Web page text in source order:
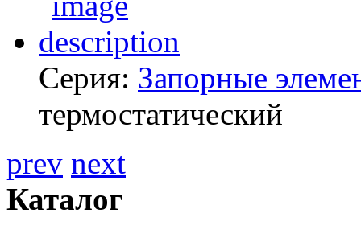
Серия: Запорные
термостатический
prev next
Каталог